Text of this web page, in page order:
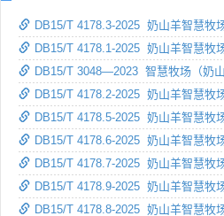
DB15/T 4178.3-2025 奶山羊智慧牧
DB15/T 4178.1-2025 奶山羊智慧牧
DB15/T 3048—2023 智慧牧场（奶
DB15/T 4178.2-2025 奶山羊智慧牧
DB15/T 4178.5-2025 奶山羊智慧牧
DB15/T 4178.6-2025 奶山羊智慧牧
DB15/T 4178.7-2025 奶山羊智慧牧
DB15/T 4178.9-2025 奶山羊智慧牧
DB15/T 4178.8-2025 奶山羊智慧牧